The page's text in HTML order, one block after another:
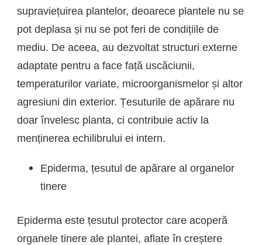
supraviețuirea plantelor, deoarece plantele nu se
pot deplasa și nu se pot feri de condițiile de
mediu. De aceea, au dezvoltat structuri externe
adaptate pentru a face față uscăciunii,
temperaturilor variate, microorganismelor și altor
agresiuni din exterior. Țesuturile de apărare nu
doar învelesc planta, ci contribuie activ la
menținerea echilibrului ei intern.
Epiderma, țesutul de apărare al organelor
tinere
Epiderma este țesutul protector care acoperă
organele tinere ale plantei, aflate în creștere